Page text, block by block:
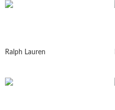
Ralph Lauren